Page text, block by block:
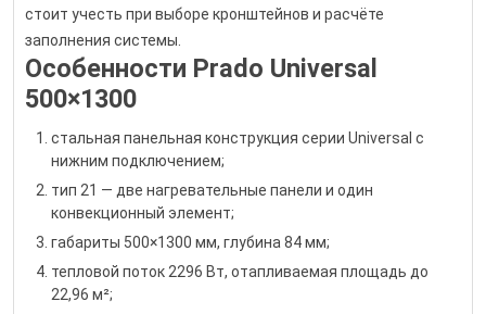
стоит учесть при выборе кронштейнов и расчёте
заполнения системы.
Особенности Prado Universal
500×1300
стальная панельная конструкция серии Universal с
нижним подключением;
тип 21 — две нагревательные панели и один
конвекционный элемент;
габариты 500×1300 мм, глубина 84 мм;
тепловой поток 2296 Вт, отапливаемая площадь до
22,96 м²;